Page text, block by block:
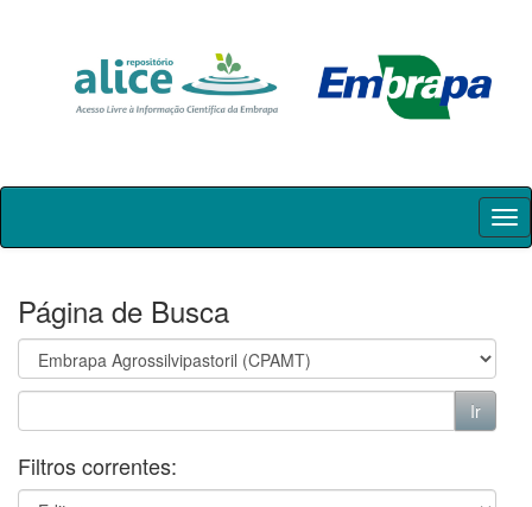
Skip
Página de Busca
Filtros correntes: